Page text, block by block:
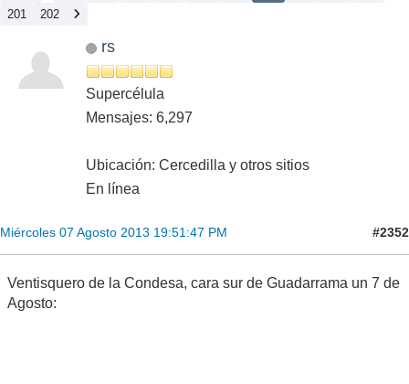
201
202
rs
Supercélula
Mensajes: 6,297
Ubicación: Cercedilla y otros sitios
En línea
Miércoles 07 Agosto 2013 19:51:47 PM #2352
Ventisquero de la Condesa, cara sur de Guadarrama un 7 de
Agosto: